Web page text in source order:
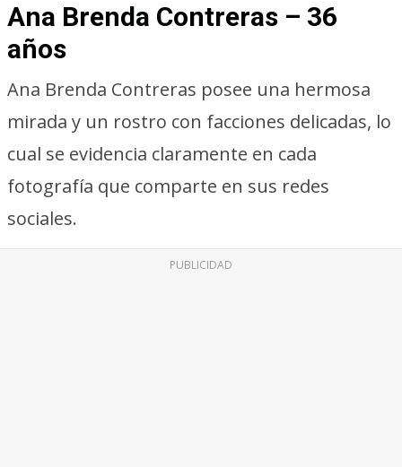
Ana Brenda Contreras – 36
años
Ana Brenda Contreras posee una hermosa
mirada y un rostro con facciones delicadas, lo
cual se evidencia claramente en cada
fotografía que comparte en sus redes
sociales.
PUBLICIDAD